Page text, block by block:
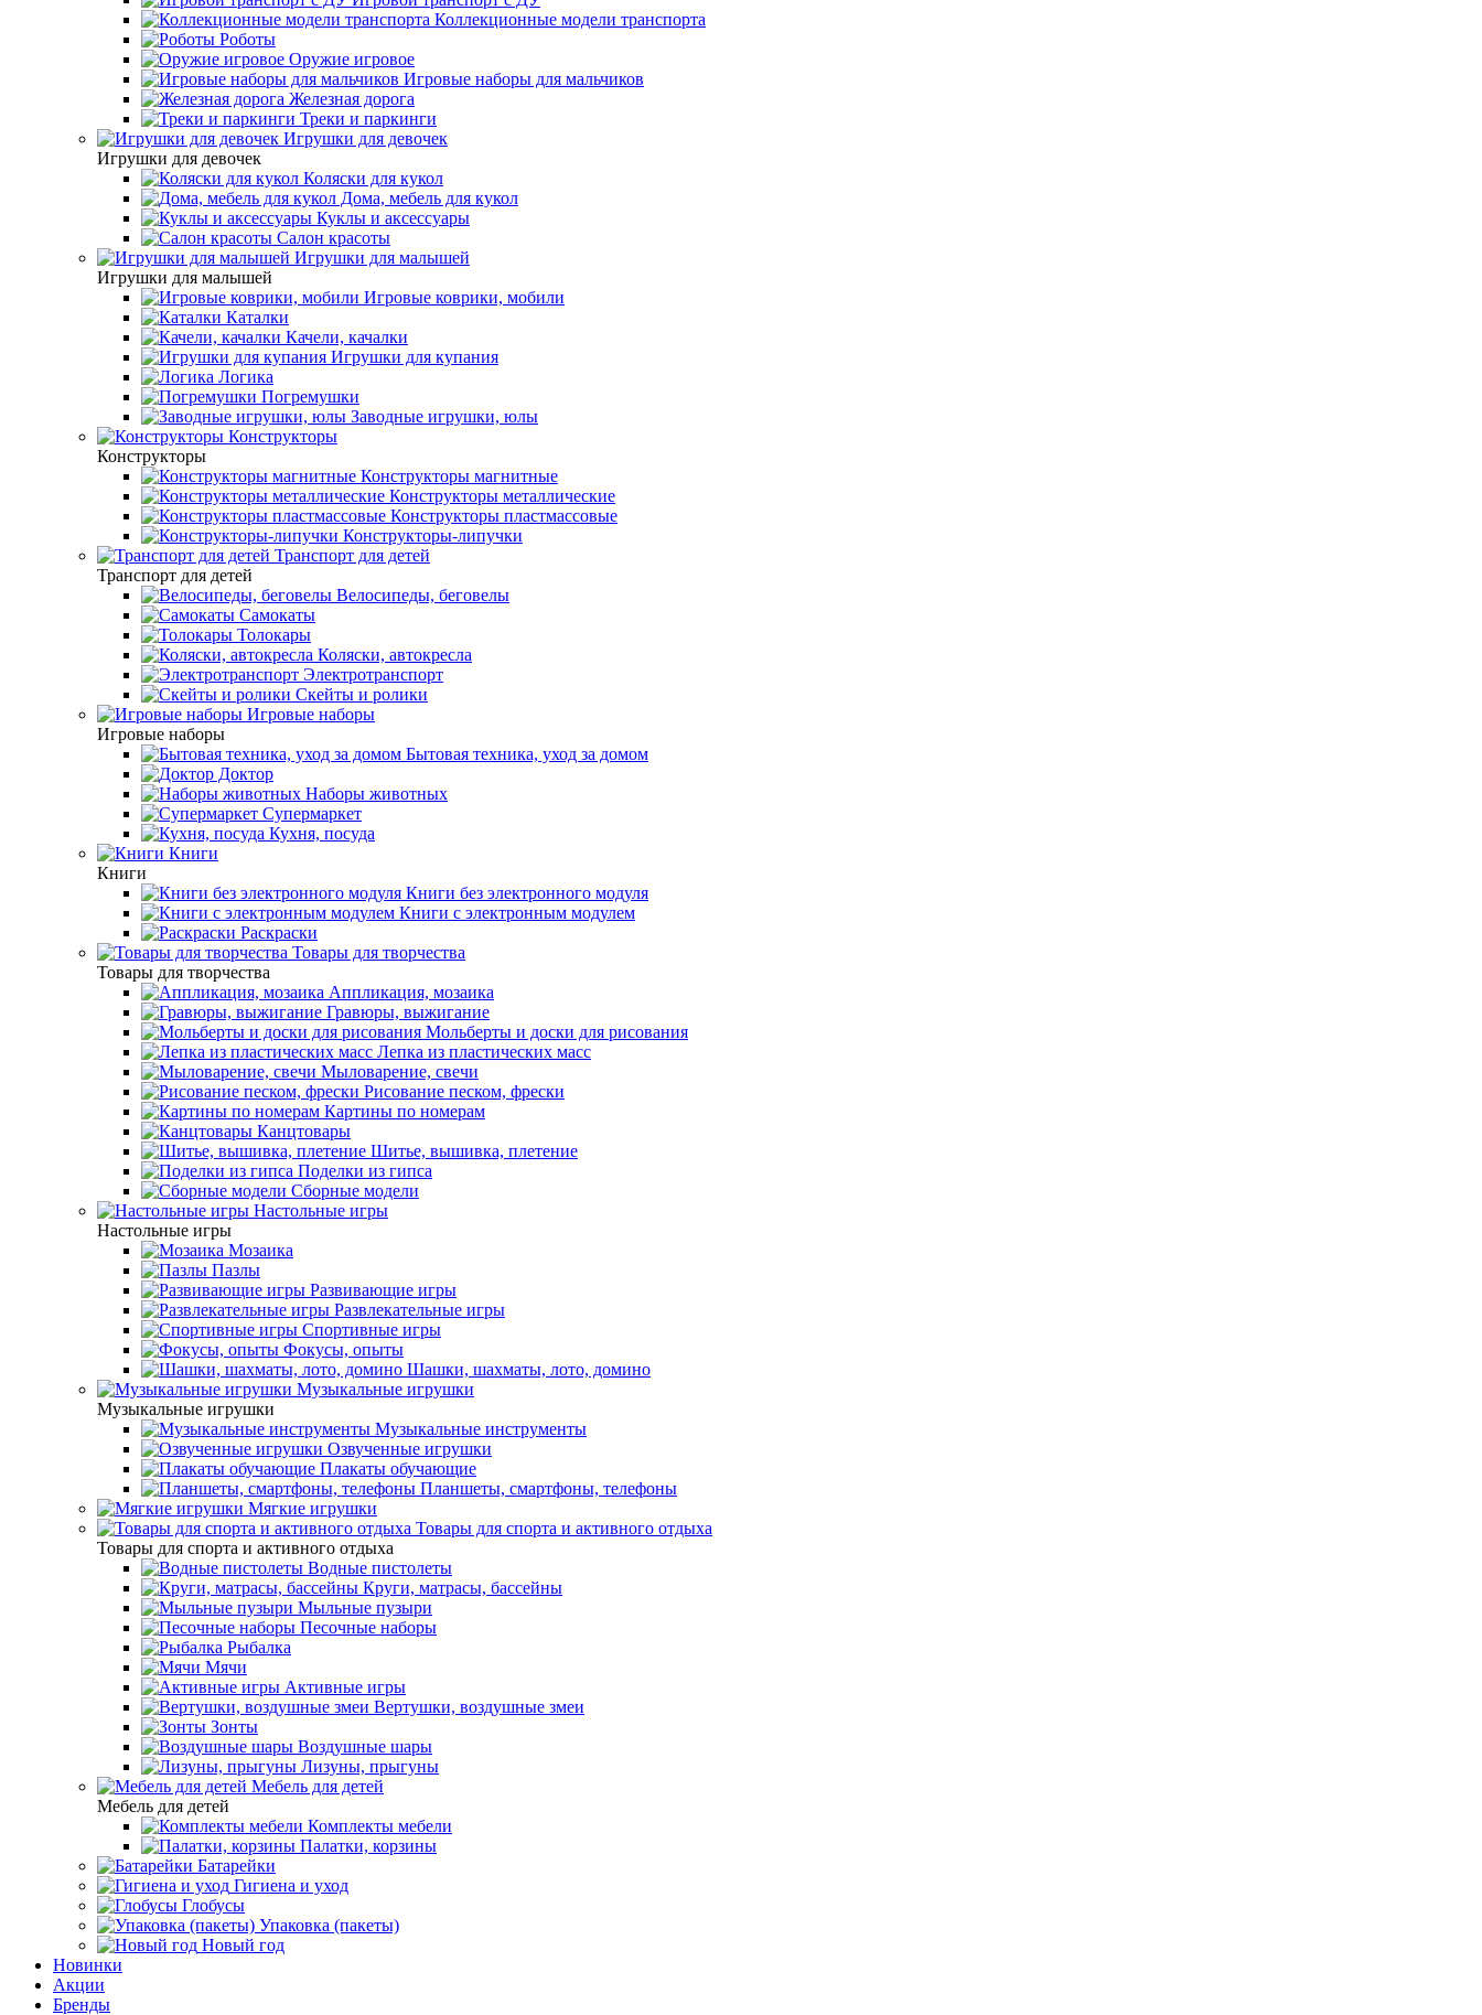
Коллекционные модели транспорта
Роботы
Оружие игровое
Игровые наборы для мальчиков
Железная дорога
Треки и паркинги
Игрушки для девочек
Игрушки для девочек
Коляски для кукол
Дома, мебель для кукол
Куклы и аксессуары
Салон красоты
Игрушки для малышей
Игрушки для малышей
Игровые коврики, мобили
Каталки
Качели, качалки
Игрушки для купания
Логика
Погремушки
Заводные игрушки, юлы
Конструкторы
Конструкторы
Конструкторы магнитные
Конструкторы металлические
Конструкторы пластмассовые
Конструкторы-липучки
Транспорт для детей
Транспорт для детей
Велосипеды, беговелы
Самокаты
Толокары
Коляски, автокресла
Электротранспорт
Скейты и ролики
Игровые наборы
Игровые наборы
Бытовая техника, уход за домом
Доктор
Наборы животных
Супермаркет
Кухня, посуда
Книги
Книги
Книги без электронного модуля
Книги с электронным модулем
Раскраски
Товары для творчества
Товары для творчества
Аппликация, мозаика
Гравюры, выжигание
Мольберты и доски для рисования
Лепка из пластических масс
Мыловарение, свечи
Рисование песком, фрески
Картины по номерам
Канцтовары
Шитье, вышивка, плетение
Поделки из гипса
Сборные модели
Настольные игры
Настольные игры
Мозаика
Пазлы
Развивающие игры
Развлекательные игры
Спортивные игры
Фокусы, опыты
Шашки, шахматы, лото, домино
Музыкальные игрушки
Музыкальные игрушки
Музыкальные инструменты
Озвученные игрушки
Плакаты обучающие
Планшеты, смартфоны, телефоны
Мягкие игрушки
Товары для спорта и активного отдыха
Товары для спорта и активного отдыха
Водные пистолеты
Круги, матрасы, бассейны
Мыльные пузыри
Песочные наборы
Рыбалка
Мячи
Активные игры
Вертушки, воздушные змеи
Зонты
Воздушные шары
Лизуны, прыгуны
Мебель для детей
Мебель для детей
Комплекты мебели
Палатки, корзины
Батарейки
Гигиена и уход
Глобусы
Упаковка (пакеты)
Новый год
Новинки
Акции
Бренды